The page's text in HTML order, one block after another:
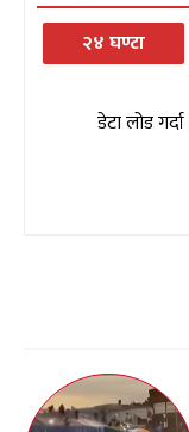
२४ घण्टा
डेटा लोड